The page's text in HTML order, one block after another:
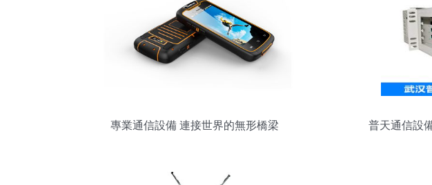
專業通信設備 連接世界的無形橋梁
普天通信設